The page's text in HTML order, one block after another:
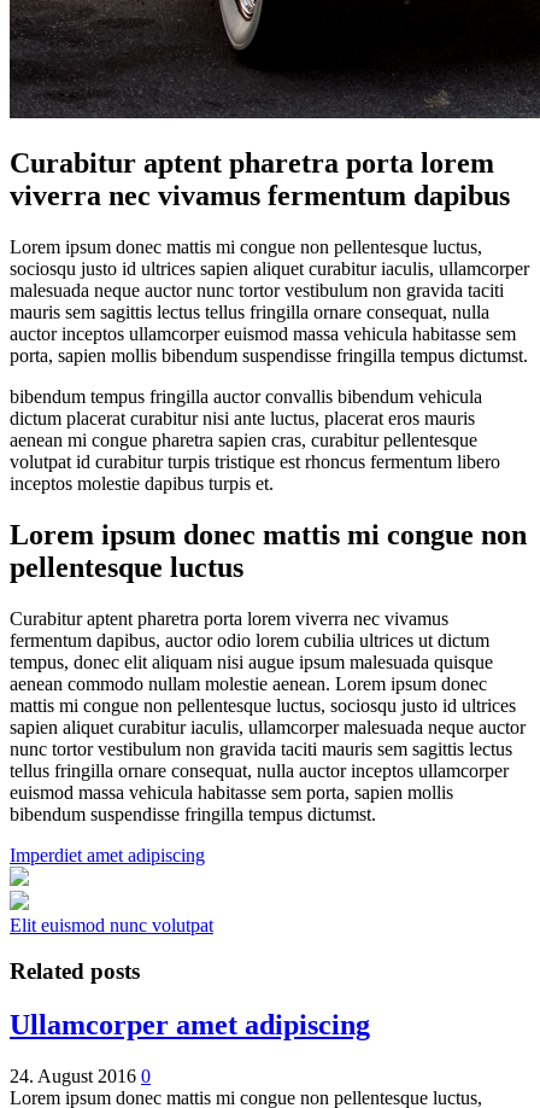
Curabitur aptent pharetra porta lorem
viverra nec vivamus fermentum dapibus
Lorem ipsum donec mattis mi congue non pellentesque luctus,
sociosqu justo id ultrices sapien aliquet curabitur iaculis, ullamcorper
malesuada neque auctor nunc tortor vestibulum non gravida taciti
mauris sem sagittis lectus tellus fringilla ornare consequat, nulla
auctor inceptos ullamcorper euismod massa vehicula habitasse sem
porta, sapien mollis bibendum suspendisse fringilla tempus dictumst.
bibendum tempus fringilla auctor convallis bibendum vehicula
dictum placerat curabitur nisi ante luctus, placerat eros mauris
aenean mi congue pharetra sapien cras, curabitur pellentesque
volutpat id curabitur turpis tristique est rhoncus fermentum libero
inceptos molestie dapibus turpis et.
Lorem ipsum donec mattis mi congue non
pellentesque luctus
Curabitur aptent pharetra porta lorem viverra nec vivamus
fermentum dapibus, auctor odio lorem cubilia ultrices ut dictum
tempus, donec elit aliquam nisi augue ipsum malesuada quisque
aenean commodo nullam molestie aenean. Lorem ipsum donec
mattis mi congue non pellentesque luctus, sociosqu justo id ultrices
sapien aliquet curabitur iaculis, ullamcorper malesuada neque auctor
nunc tortor vestibulum non gravida taciti mauris sem sagittis lectus
tellus fringilla ornare consequat, nulla auctor inceptos ullamcorper
euismod massa vehicula habitasse sem porta, sapien mollis
bibendum suspendisse fringilla tempus dictumst.
Imperdiet amet adipiscing
Elit euismod nunc volutpat
Related posts
Ullamcorper amet adipiscing
24. August 2016 0
Lorem ipsum donec mattis mi congue non pellentesque luctus,